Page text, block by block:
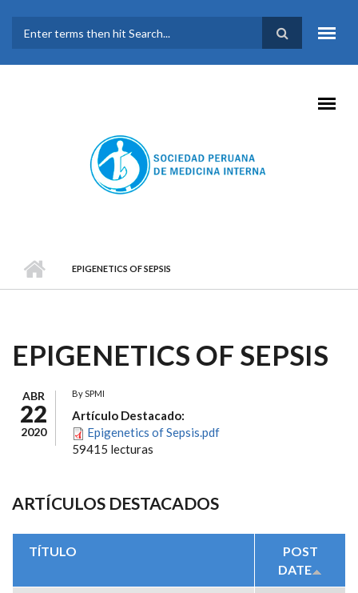
FORMULARIO DE
BÚSQUEDA
EPIGENETICS OF SEPSIS
EPIGENETICS OF SEPSIS
ABR
22
2020
BySPMI
Artículo Destacado:
Epigenetics of Sepsis.pdf
59415 lecturas
ARTÍCULOS DESTACADOS
TÍTULO
POST
DATE